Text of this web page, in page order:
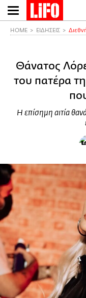
Παράκαμψη
προς
HOME ΕΙΔΗΣΕΙΣ
Θάνατος
του πατέρα
Η επίσημη αιτία